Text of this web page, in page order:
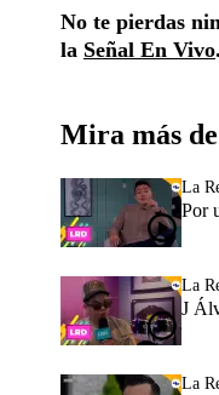
No te pierdas
la Señal En Vivo.
Mira más
La
Por
La
J
La